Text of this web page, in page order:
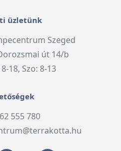
üzletünk
Szeged
út 14/b
18, Szo: 8-13
555 780